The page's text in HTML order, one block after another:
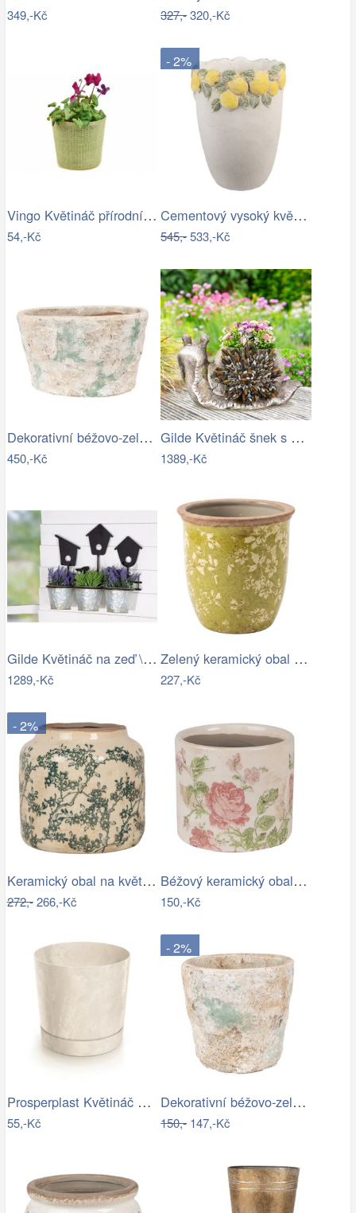
349,-Kč 327,-320,-Kč
Vingo Květináč přírodní barvy s…
54,-Kč
- 2%
Cementový vysoký květináč lemovaný…
545,-533,-Kč
Dekorativní béžovo-zelený antik…
450,-Kč
Gilde Květináč šnek s mozaikou \"Selma\"
1389,-Kč
Gilde Květináč na zeď \"Vogelhaus\"
1289,-Kč
Zelený keramický obal na květináč…
227,-Kč
- 2%
Keramický obal na květináč se zelenými…
272,-266,-Kč
Béžový keramický obal na květináč s…
150,-Kč
Prosperplast Květináč TUBOS P BETON…
55,-Kč
- 2%
Dekorativní béžovo-zelený antik…
150,-147,-Kč